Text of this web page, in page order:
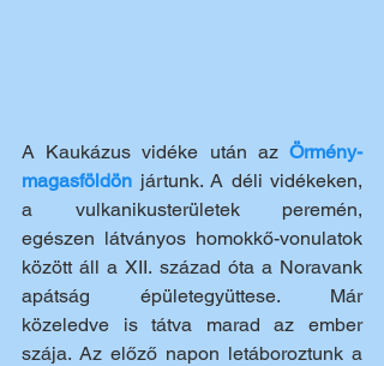
A Kaukázus vidéke után az Örmény-
magasföldön jártunk. A déli vidékeken,
a vulkanikusterületek peremén,
egészen látványos homokkő-vonulatok
között áll a XII. század óta a Noravank
apátság épületegyüttese. Már
közeledve is tátva marad az ember
szája. Az előző napon letáboroztunk a